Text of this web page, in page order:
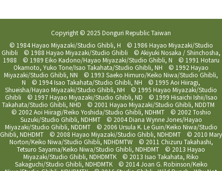
Copyright © 2025 Donguri Republic Taiwan
© 1984 Hayao Miyazaki/Studio Ghibli, H © 1986 Hayao Miyazaki/Studio
Ghibli © 1988 Hayao Miyazaki/Studio Ghibli © Akiyuki Nosaka / Shinchosha,
1988 © 1989 Eiko Kadono/Hayao Miyazaki/Studio Ghibli, N © 1991 Hotaru
Okamoto, Yuko Tone/Isao Takahata/Studio Ghibli, NH © 1992 Hayao
Miyazaki/Studio Ghibli, NN © 1993 Saeko Himuro/Keiko Niwa/Studio Ghibli,
N © 1994 Isao Takahata/Studio Ghibli, NH © 1995 Aoi Hiiragi,
Shueisha/Hayao Miyazaki/Studio Ghibli, NH © 1995 Hayao Miyazaki/Studio
Ghibli © 1997 Hayao Miyazaki/Studio Ghibli, ND © 1999 Hisaichi Ishii/Isao
Takahata/Studio Ghibli, NHD © 2001 Hayao Miyazaki/Studio Ghibli, NDDTM
© 2002 Aoi Hiiragi/Reiko Yoshida/Studio Ghibli, NDHMT © 2002 Toshio
Suzuki/Studio Ghibli, NDHMT © 2004 Diana Wynne Jones/Hayao
Miyazaki/Studio Ghibli, NDDMT © 2006 Ursula K. Le Guin/Keiko Niwa/Studio
Ghibli, NDHDMT © 2008 Hayao Miyazaki/Studio Ghibli, NDHDMT © 2010 Mary
Norton/Keiko Niwa/Studio Ghibli, NDHDMTW © 2011 Chizuru Takahashi,
Tetsuro Sayama/Keiko Niwa/Studio Ghibli, NDHDMT © 2013 Hayao
Miyazaki/Studio Ghibli, NDHDMTK © 2013 Isao Takahata, Riko
Sakaguchi/Studio Ghibli, NDHDMTK © 2014 Joan G. Robinson/Keiko